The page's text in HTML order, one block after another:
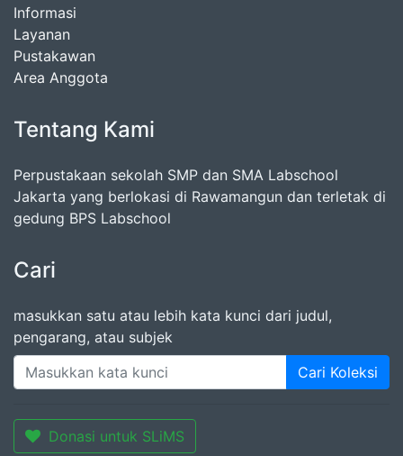
Informasi
Layanan
Pustakawan
Area Anggota
Tentang Kami
Perpustakaan sekolah SMP dan SMA Labschool
Jakarta yang berlokasi di Rawamangun dan terletak di
gedung BPS Labschool
Cari
masukkan satu atau lebih kata kunci dari judul,
pengarang, atau subjek
Cari Koleksi
Donasi untuk SLiMS